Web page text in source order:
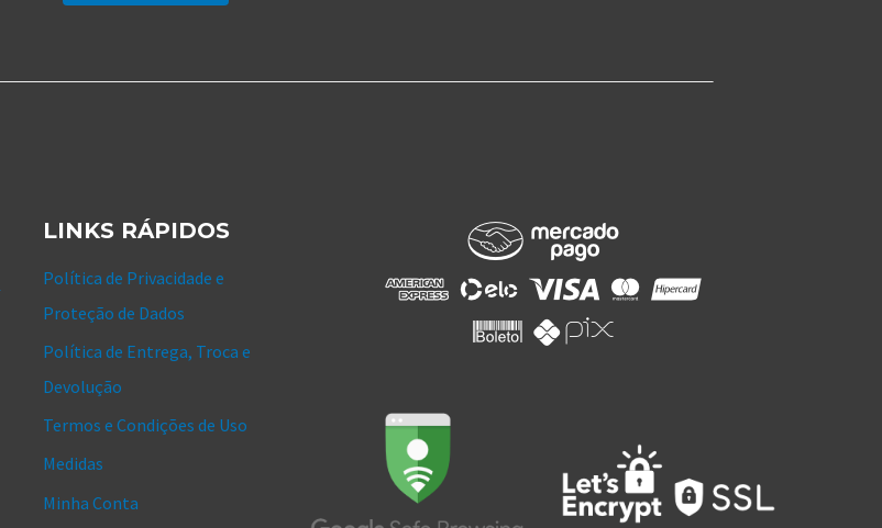
LINKS RÁPIDOS
Política de Privacidade e
Proteção de Dados
Política de Entrega, Troca e
Devolução
Termos e Condições de Uso
Medidas
Minha Conta